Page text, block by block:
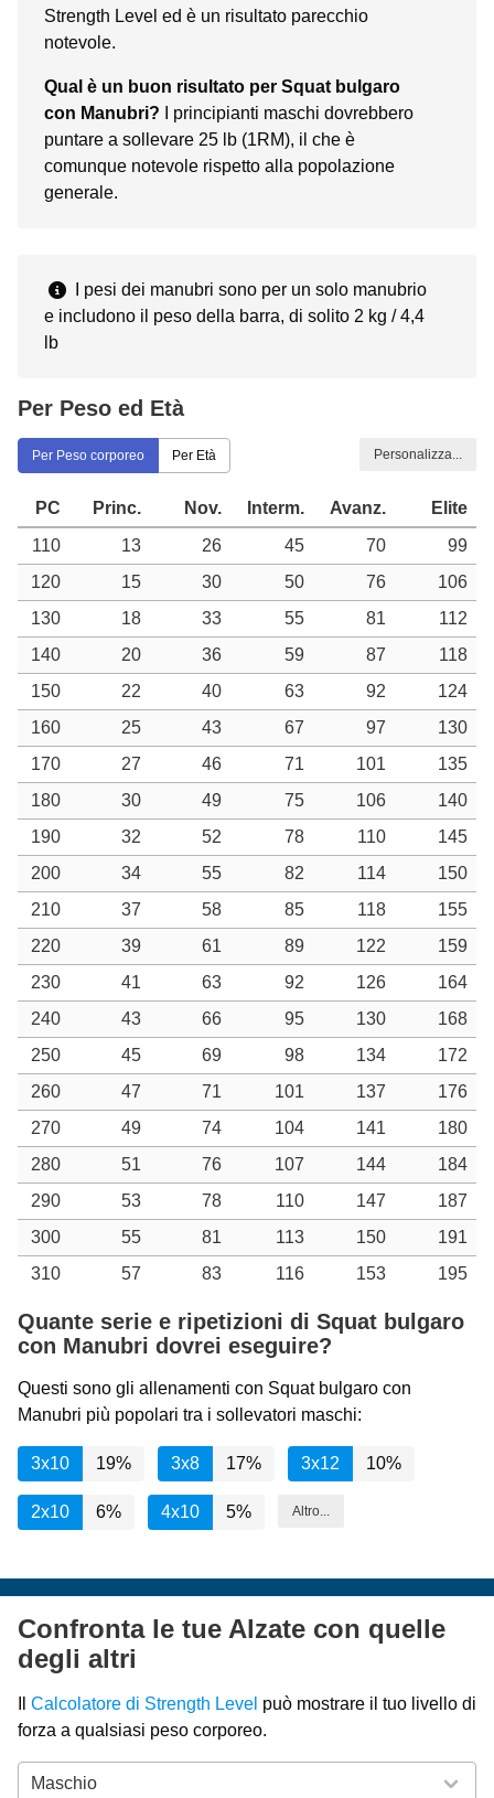
Strength Level ed è un risultato parecchio
notevole.
Qual è un buon risultato per Squat bulgaro
con Manubri?
I principianti maschi dovrebbero
puntare a sollevare 25 lb (1RM), il che è
comunque notevole rispetto alla popolazione
generale.
I pesi dei manubri sono per un solo manubrio
e includono il peso della barra, di solito 2 kg / 4,4
lb
Per Peso ed Età
Per Peso corporeo Per Età Personalizza...
PC Princ. Nov. Interm. Avanz.
Elite
110
13 26 45 70
99
120
15 30 50 76
106
130
18 33 55 81
112
140
20 36 59 87
118
150
22 40 63 92
124
160
25 43 67 97
130
170
27 46 71 101
135
180
30 49 75 106
140
190
32 52 78 110
145
200
34 55 82 114
150
210
37 58 85 118
155
220
39 61 89 122
159
230
41 63 92 126
164
240
43 66 95 130
168
250
45 69 98 134
172
260
47 71 101 137
176
270
49 74 104 141
180
280
51 76 107 144
184
290
53 78 110 147
187
300
55 81 113 150
191
310
57 83 116 153 195
Quante serie e ripetizioni di Squat bulgaro
con Manubri dovrei eseguire?
Questi sono gli allenamenti con Squat bulgaro con
Manubri più popolari tra i sollevatori maschi:
3x10 19% 3x8 17% 3x12 10%
2x10 6% 4x10 5% Altro...
Confronta le tue Alzate con quelle
degli altri
Calcolatore di Strength Level può mostrare il tuo livello di
forza a qualsiasi peso corporeo.